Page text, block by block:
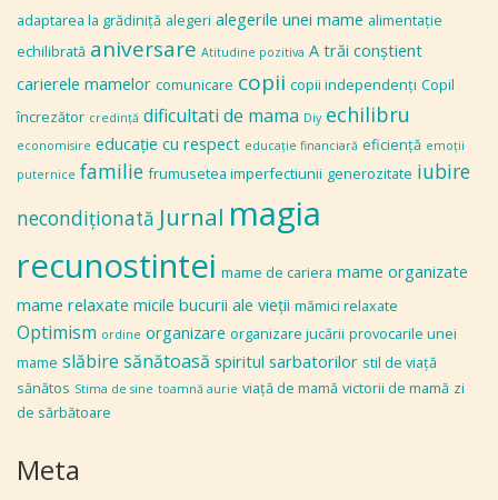
adaptarea la grădiniţă alegeri alegerile unei mame alimentaţie
echilibrată aniversare Atitudine pozitiva A trăi conștient
carierele mamelor comunicare copii copii independenţi Copil
încrezător credinţă dificultati de mama Diy echilibru
economisire educaţie cu respect educaţie financiară eficiență emoţii
puternice familie frumusetea imperfectiunii generozitate iubire
necondiţionată Jurnal magia
recunostintei mame de cariera mame organizate
mame relaxate micile bucurii ale vieţii mămici relaxate
Optimism ordine organizare organizare jucării provocarile unei
mame slăbire sănătoasă spiritul sarbatorilor stil de viaţă
sănătos Stima de sine toamnă aurie viaţă de mamă victorii de mamă zi
de sărbătoare
Meta